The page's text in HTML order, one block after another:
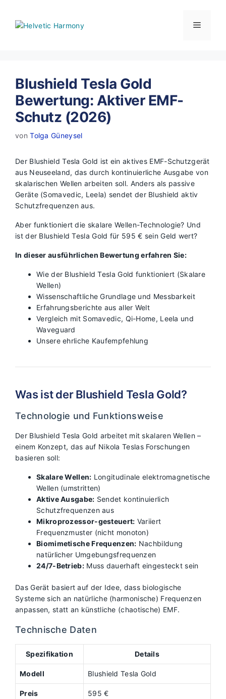
springen
Menü
Blushield Tesla Gold
Bewertung: Aktiver EMF-
Schutz (2026)
vonTolga Güneysel
Der Blushield Tesla Gold ist ein aktives EMF-Schutzgerät
aus Neuseeland, das durch kontinuierliche Ausgabe von
skalarischen Wellen arbeiten soll. Anders als passive
Geräte (Somavedic, Leela) sendet der Blushield aktiv
Schutzfrequenzen aus.
Aber funktioniert die skalare Wellen-Technologie? Und
ist der Blushield Tesla Gold für 595 € sein Geld wert?
In dieser ausführlichen Bewertung erfahren Sie:
Wie der Blushield Tesla Gold funktioniert (Skalare
Wellen)
Wissenschaftliche Grundlage und Messbarkeit
Erfahrungsberichte aus aller Welt
Vergleich mit Somavedic, Qi-Home, Leela und
Waveguard
Unsere ehrliche Kaufempfehlung
Was ist der Blushield Tesla Gold?
Technologie und Funktionsweise
Der Blushield Tesla Gold arbeitet mit skalaren Wellen –
einem Konzept, das auf Nikola Teslas Forschungen
basieren soll:
Skalare Wellen: Longitudinale elektromagnetische
Wellen (umstritten)
Aktive Ausgabe: Sendet kontinuierlich
Schutzfrequenzen aus
Mikroprozessor-gesteuert: Variiert
Frequenzmuster (nicht monoton)
Biomimetische Frequenzen: Nachbildung
natürlicher Umgebungsfrequenzen
24/7-Betrieb:Muss dauerhaft eingesteckt sein
Das Gerät basiert auf der Idee, dass biologische
Systeme sich an natürliche (harmonische) Frequenzen
anpassen, statt an künstliche (chaotische) EMF.
Technische Daten
Spezifikation Details
Modell Blushield Tesla Gold
Preis 595 €